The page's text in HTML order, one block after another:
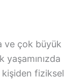
ve çok büyük
yaşamınızda
kişiden fiziksel